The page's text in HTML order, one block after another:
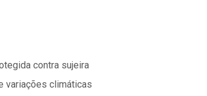
contra sujeira
variações climáticas